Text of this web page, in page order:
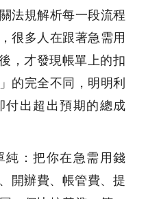
法規解析每一段流程
很多人在跟著急需用
，才發現帳單上的扣
的完全不同，明明利
付出超出預期的總成
純：把你在急需用錢
開辦費、帳管費、提